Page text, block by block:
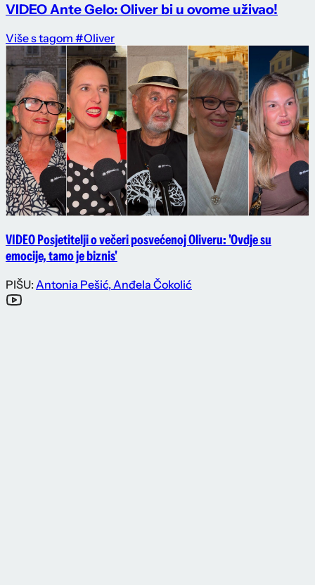
VIDEO Ante Gelo: Oliver bi u ovome uživao!
Više s tagom #Oliver
VIDEO Posjetitelji o večeri posvećenoj Oliveru: 'Ovdje su
emocije, tamo je biznis'
PIŠU: Antonia Pešić,Anđela Čokolić